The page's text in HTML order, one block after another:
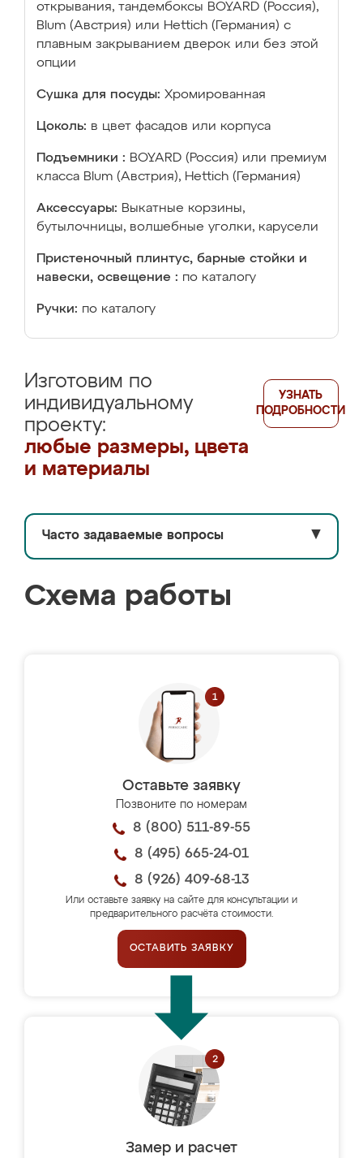
открывания, тандембоксы BOYARD (Россия),
Blum (Австрия) или Hettich (Германия) с
плавным закрыванием дверок или без этой
опции
Сушка для посуды: Хромированная
Цоколь: в цвет фасадов или корпуса
Подъемники : BOYARD (Россия) или премиум
класса Blum (Австрия), Hettich (Германия)
Аксессуары: Выкатные корзины,
бутылочницы, волшебные уголки, карусели
Пристеночный плинтус, барные стойки и
навески, освещение : по каталогу
Ручки: по каталогу
Изготовим по
индивидуальному
проекту:
любые размеры, цвета
и материалы
УЗНАТЬ
ПОДРОБНОСТИ
Часто задаваемые вопросы ▼
Схема работы
Оставьте заявку
Позвоните по номерам
8 (800) 511-89-55
8 (495) 665-24-01
8 (926) 409-68-13
Или оставьте заявку на сайте для консультации и
предварительного расчёта стоимости.
ОСТАВИТЬ ЗАЯВКУ
Замер и расчет